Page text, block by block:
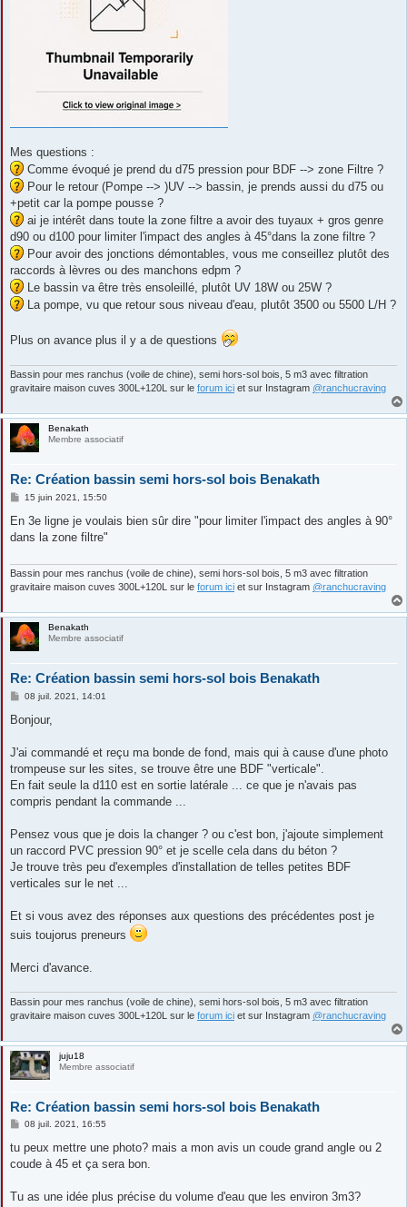
Mes questions :
Comme évoqué je prend du d75 pression pour BDF --> zone Filtre ?
Pour le retour (Pompe --> )UV --> bassin, je prends aussi du d75 ou
+petit car la pompe pousse ?
ai je intérêt dans toute la zone filtre a avoir des tuyaux + gros genre
d90 ou d100 pour limiter l'impact des angles à 45°dans la zone filtre ?
Pour avoir des jonctions démontables, vous me conseillez plutôt des
raccords à lèvres ou des manchons edpm ?
Le bassin va être très ensoleillé, plutôt UV 18W ou 25W ?
La pompe, vu que retour sous niveau d'eau, plutôt 3500 ou 5500 L/H ?
Plus on avance plus il y a de questions
Bassin pour mes ranchus (voile de chine), semi hors-sol bois, 5 m3 avec filtration
gravitaire maison cuves 300L+120L sur le forum ici et sur Instagram @ranchucraving
Benakath
Membre associatif
Re: Création bassin semi hors-sol bois Benakath
M
s
a
15 juin 2021, 15:50
En 3e ligne je voulais bien sûr dire "pour limiter l'impact des angles à 90°
dans la zone filtre"
Bassin pour mes ranchus (voile de chine), semi hors-sol bois, 5 m3 avec filtration
gravitaire maison cuves 300L+120L sur le forum ici et sur Instagram @ranchucraving
Benakath
Membre associatif
Re: Création bassin semi hors-sol bois Benakath
M
s
g
08 juil. 2021, 14:01
Bonjour,
J'ai commandé et reçu ma bonde de fond, mais qui à cause d'une photo
trompeuse sur les sites, se trouve être une BDF "verticale".
En fait seule la d110 est en sortie latérale ... ce que je n'avais pas
compris pendant la commande ...
Pensez vous que je dois la changer ? ou c'est bon, j'ajoute simplement
un raccord PVC pression 90° et je scelle cela dans du béton ?
Je trouve très peu d'exemples d'installation de telles petites BDF
verticales sur le net ...
Et si vous avez des réponses aux questions des précédentes post je
suis toujorus preneurs
Merci d'avance.
Bassin pour mes ranchus (voile de chine), semi hors-sol bois, 5 m3 avec filtration
gravitaire maison cuves 300L+120L sur le forum ici et sur Instagram @ranchucraving
juju18
Membre associatif
Re: Création bassin semi hors-sol bois Benakath
M
s
s
a
08 juil. 2021, 16:55
tu peux mettre une photo? mais a mon avis un coude grand angle ou 2
coude à 45 et ça sera bon.
Tu as une idée plus précise du volume d'eau que les environ 3m3?